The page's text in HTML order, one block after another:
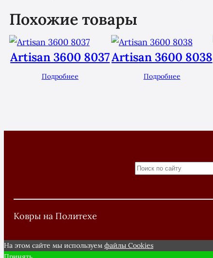
Похожие товары
Artisan 3600 8037
Подробнее
Artisan 3600 8038
Подробнее
Ковры на Политехе
На этом сайте мы используем файлы Сookies